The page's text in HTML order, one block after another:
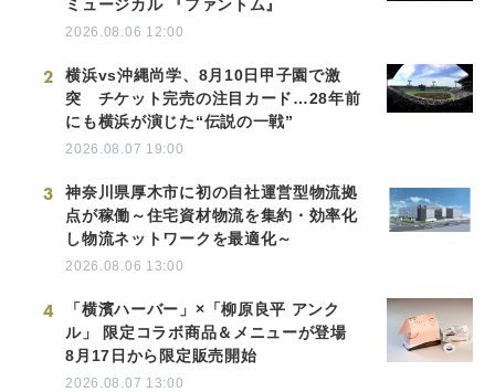
ミュージカル 『ファントム』
2026.08.06 12:00
2
横浜vs沖縄尚学、8月10日甲子園で激
突 チケット完売の注目カード…28年前
にも横浜が演じた“伝説の一戦”
2026.08.07 19:00
3
神奈川県厚木市に初の自社運営型物流拠
点が稼働～住宅資材物流を集約・効率化
し物流ネットワークを最適化～
2026.08.06 13:00
4
「横濱ハーバー」×「柳原良平 アンク
ル」 限定コラボ商品＆メニューが登場
8月17日から限定販売開始
2026.08.07 13:00